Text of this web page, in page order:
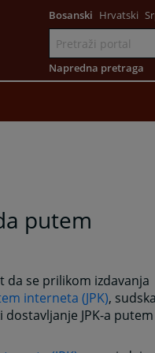
Bosanski Hrvatski
Napredna pretraga
putem
da se prilikom izdavanja
interneta (JPK), sudska
JPK-a putem